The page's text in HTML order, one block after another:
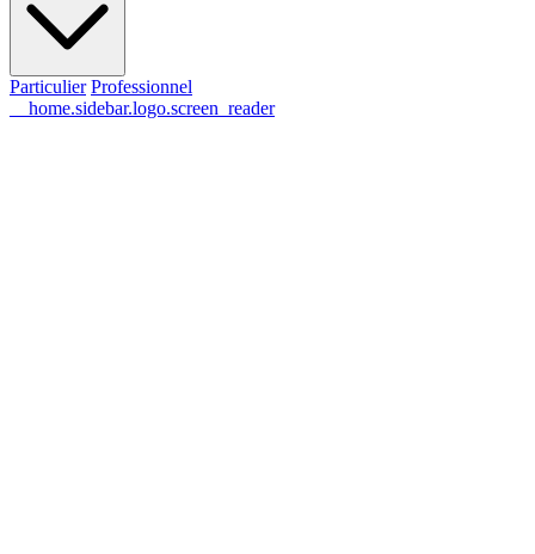
Particulier Professionnel
__home.sidebar.logo.screen_reader